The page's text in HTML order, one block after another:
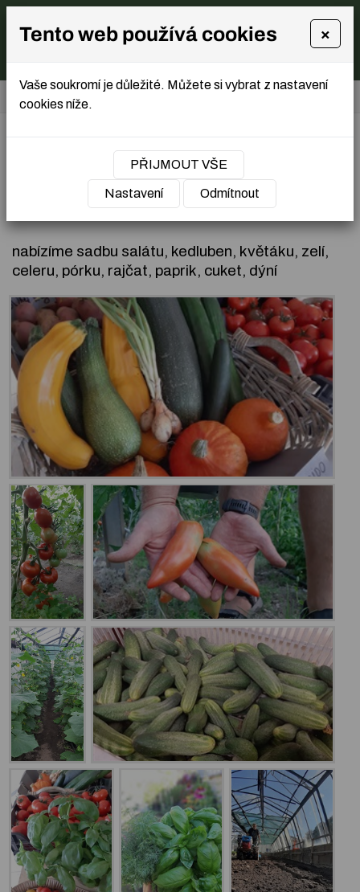
Úvodní stránka
Produkce vlastní
zeleniny, bylinek
nabízíme sadbu salátu, kedluben, květáku, zelí,
celeru, pórku, rajčat, paprik, cuket, dýní
Tento web používá cookies ×
Vaše soukromí je důležité. Můžete si vybrat z nastavení
cookies níže.
PŘIJMOUT VŠE
Nastavení Odmítnout